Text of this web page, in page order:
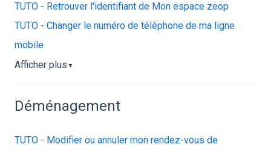
TUTO - Retrouver l'identifiant de Mon espace zeop
TUTO - Changer le numéro de téléphone de ma ligne
mobile
Afficher plus ▼
Déménagement
TUTO - Modifier ou annuler mon rendez-vous de